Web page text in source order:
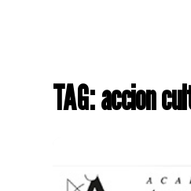
TAG: accion